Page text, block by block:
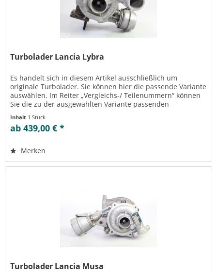
Turbolader Lancia Lybra
Es handelt sich in diesem Artikel ausschließlich um
originale Turbolader. Sie können hier die passende Variante
auswählen. Im Reiter „Vergleichs-/ Teilenummern“ können
Sie die zu der ausgewählten Variante passenden
Inhalt 1 Stück
ab 439,00 € *
Merken
Turbolader Lancia Musa